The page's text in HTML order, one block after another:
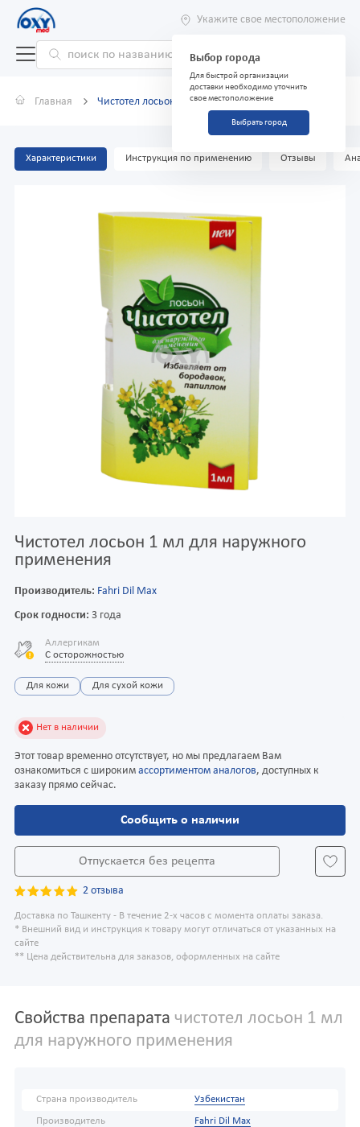
Укажите свое местоположение
Выбор города
Для быстрой организации
доставки необходимо уточнить
свое местоположение
Выбрать город
Главная Чистотел лосьон 1 мл для наружного применения
Характеристики Инструкция по применению Отзывы
Чистотел лосьон 1 мл для наружного
применения
Производитель: Fahri Dil Max
Срок годности: 3 года
Аллергикам
С осторожностью
Для кожи Для сухой кожи
Нет в наличии
Этот товар временно отсутствует, но мы предлагаем Вам
ознакомиться с широким ассортиментом аналогов, доступных к
заказу прямо сейчас.
Сообщить о наличии
Отпускается без рецепта
2 отзыва
Доставка по Ташкенту - В течение 2-х часов с момента оплаты заказа.
* Внешний вид и инструкция к товару могут отличаться от указанных на
сайте
** Цена действительна для заказов, оформленных на сайте
Свойства препарата чистотел лосьон 1 мл
для наружного применения
Страна производитель Узбекистан
Производитель Fahri Dil Max